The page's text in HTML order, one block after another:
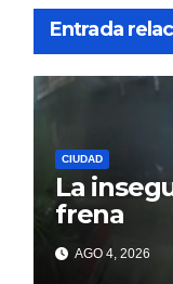
Entrada
CIUDAD
La
frena
AGO 4, 2026